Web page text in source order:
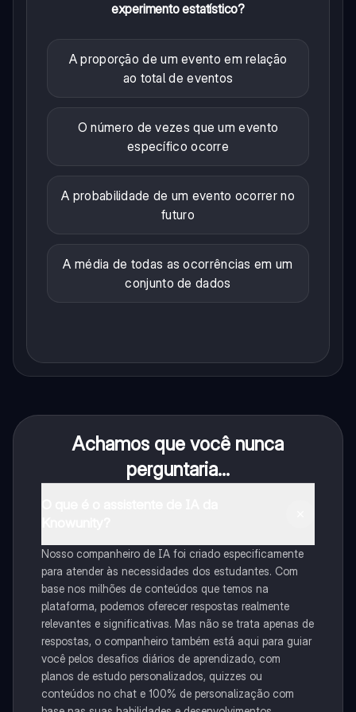
experimento estatístico?
A proporção de um evento em relação
ao total de eventos
O número de vezes que um evento
específico ocorre
A probabilidade de um evento ocorrer no
futuro
A média de todas as ocorrências em um
conjunto de dados
Achamos que você nunca
perguntaria...
Nosso companheiro de IA foi criado especificamente
para atender às necessidades dos estudantes. Com
base nos milhões de conteúdos que temos na
plataforma, podemos oferecer respostas realmente
relevantes e significativas. Mas não se trata apenas de
respostas, o companheiro também está aqui para guiar
você pelos desafios diários de aprendizado, com
planos de estudo personalizados, quizzes ou
conteúdos no chat e 100% de personalização com